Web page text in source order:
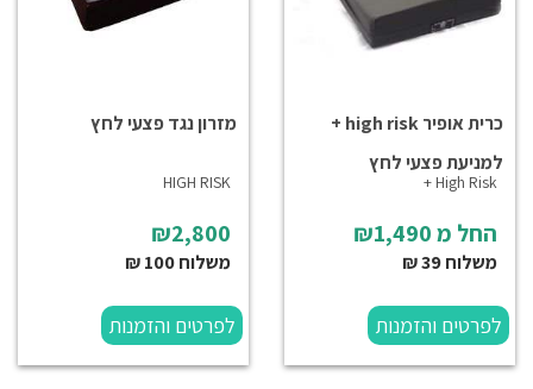
כרית אופיר high risk +
למניעת פצעי לחץ
High Risk +
החל מ
משלוח 39 ₪
לפרטים והזמנות
מזרון נגד פצעי לחץ
HIGH RISK
₪2,800
משלוח 100 ₪
לפרטים והזמנות